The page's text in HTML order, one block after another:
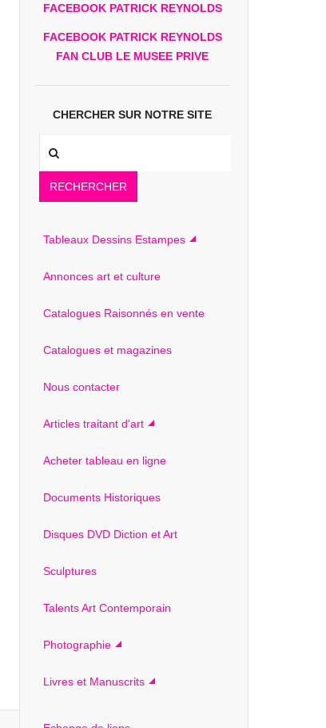
FACEBOOK PATRICK REYNOLDS
FACEBOOK PATRICK REYNOLDS
FAN CLUB LE MUSEE PRIVE
CHERCHER SUR NOTRE SITE
RECHERCHER
Tableaux Dessins Estampes
Annonces art et culture
Catalogues Raisonnés en vente
Catalogues et magazines
Nous contacter
Articles traitant d'art
Acheter tableau en ligne
Documents Historiques
Disques DVD Diction et Art
Sculptures
Talents Art Contemporain
Photographie
Livres et Manuscrits